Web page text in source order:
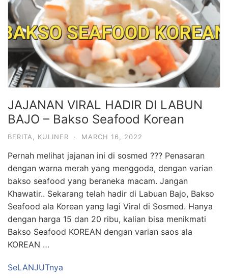
JAJANAN VIRAL HADIR DI LABUN
BAJO – Bakso Seafood Korean
BERITA KULINER · MARCH 16, 2022
Pernah melihat jajanan ini di sosmed ??? Penasaran
dengan warna merah yang menggoda, dengan varian
bakso seafood yang beraneka macam. Jangan
Khawatir.. Sekarang telah hadir di Labuan Bajo, Bakso
Seafood ala Korean yang lagi Viral di Sosmed. Hanya
dengan harga 15 dan 20 ribu, kalian bisa menikmati
Bakso Seafood KOREAN dengan varian saos ala
KOREAN …
SeLANJUTnya